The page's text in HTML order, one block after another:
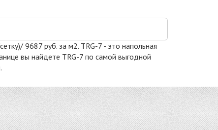
9687 руб. за м2. TRG-7 - это напольная
вы найдете TRG-7 по самой выгодной